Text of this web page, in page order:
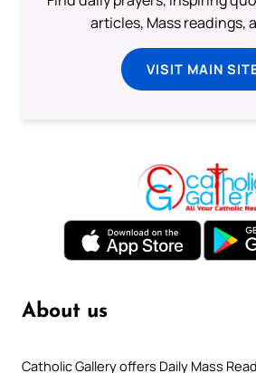
articles, Mass readings,
VISIT MAIN
About us
Catholic Gallery offers Daily Mass